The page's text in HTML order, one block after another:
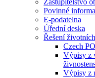
Zastupitelstvo
Povinné
E-podatelna
Úřední deska
Řešení
Czech
Výpisy z
Výpisy z